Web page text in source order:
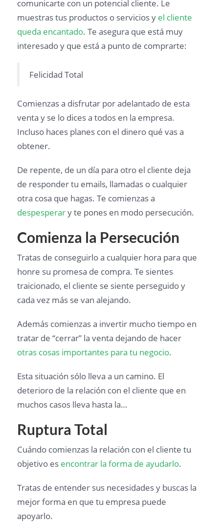
comunicarte con un potencial cliente. Le
muestras tus productos o servicios y el cliente
queda encantado. Te asegura que está muy
interesado y que está a punto de comprarte:
Felicidad Total
Comienzas a disfrutar por adelantado de esta
venta y se lo dices a todos en la empresa.
Incluso haces planes con el dinero qué vas a
obtener.
De repente, de un día para otro el cliente deja
de responder tu emails, llamadas o cualquier
otra cosa que hagas. Te comienzas a
despesperary te pones en modo persecución.
Comienza la Persecución
Tratas de conseguirlo a cualquier hora para que
honre su promesa de compra. Te sientes
traicionado, el cliente se siente perseguido y
cada vez más se van alejando.
Además comienzas a invertir mucho tiempo en
tratar de “cerrar” la venta dejando de hacer
otras cosas importantes para tu negocio.
Esta situación sólo lleva a un camino. El
deterioro de la relación con el cliente que en
muchos casos lleva hasta la…
Ruptura Total
Cuándo comienzas la relación con el cliente tu
objetivo es encontrar la forma de ayudarlo.
Tratas de entender sus necesidades y buscas la
mejor forma en que tu empresa puede
apoyarlo.